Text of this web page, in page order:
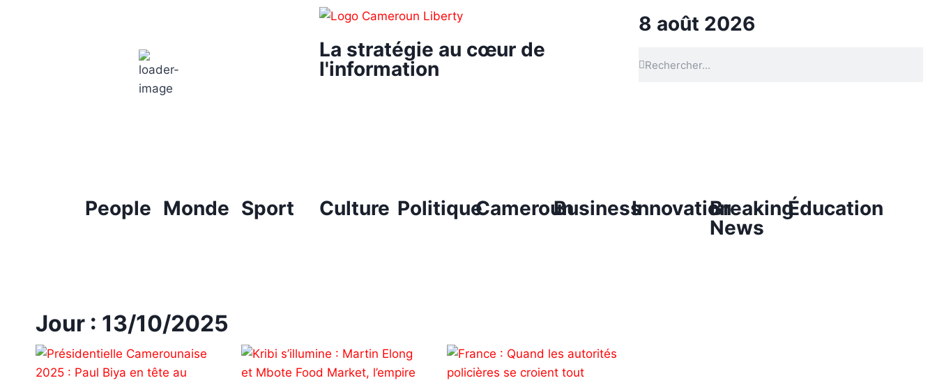
La stratégie au cœur de
l'information
8 août 2026
People Monde Sport Culture PolitiqueCamerounBusinessInnovationBreaking
News
Éducation
Jour : 13/10/2025